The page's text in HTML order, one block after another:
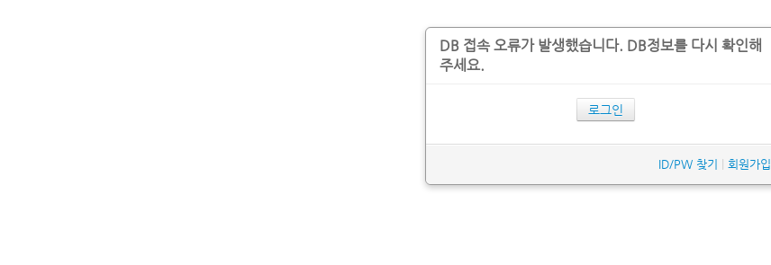
DB 접속 오류가 발생했습니다. DB정보를 다시 확인해
주세요.
로그인
ID/PW 찾기 회원가입